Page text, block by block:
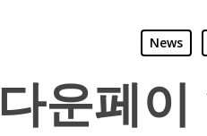
News
운페